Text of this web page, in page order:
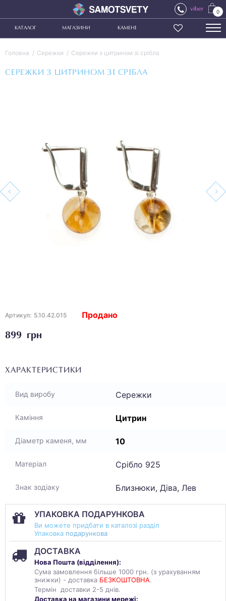
viber 0
КАТАЛОГ МАГАЗИНИ КАМЕНІ
Головна Сережки Сережки з цитрином зі срібла
СЕРЕЖКИ З ЦИТРИНОМ ЗІ СРІБЛА
Артикул: 5.10.42.015
899 грн
Продано
ХАРАКТЕРИСТИКИ
Вид виробу Сережки
Каміння Цитрин
Діаметр каменя, мм 10
Матеріал Срібло 925
Знак зодіаку Близнюки, Діва, Лев
УПАКОВКА ПОДАРУНКОВА
Ви можете придбати в каталозі разділ
Упаковка подарункова
ДОСТАВКА
Нова Пошта (відділення):
Сума замовлення більше 1000 грн. (з урахуванням
знижки) - доставка БЕЗКОШТОВНА.
Термін доставки 2-5 днів.
Доставка на магазини мережі: